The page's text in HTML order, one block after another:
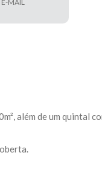
E-MAIL
além de um quintal